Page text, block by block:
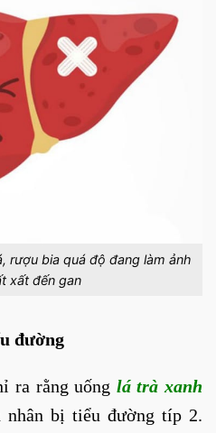
rượu bia quá độ đang làm ảnh
xất đến gan
đường
ra rằng uống lá trà xanh
nhân bị tiểu đường típ 2.